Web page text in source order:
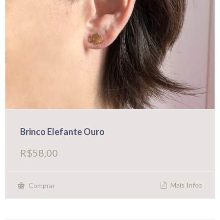
Brinco Elefante Ouro
R$58,00
Comprar Mais Infos